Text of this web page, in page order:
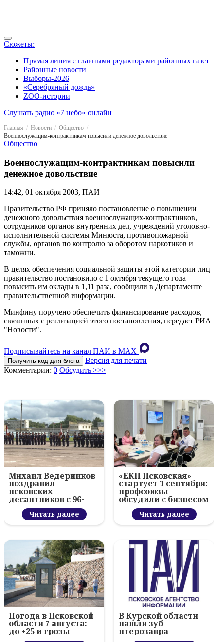
Сюжеты:
Прямая линия с главными редакторами районных газет
Районные новости
Выборы-2026
«Серебряный дождь»
ZOO-истории
Слушать радио «7 небо» онлайн
Главная Новости
Общество
Военнослужащим-контрактникам повысили денежное довольствие
Общество
Военнослужащим-контрактникам повысили
денежное довольствие
14:42, 01 октября 2003, ПАИ
Правительство РФ приняло постановление о повышении
денежного довольствия военнослужащих-контрактников,
сотрудников органов внутренних дел, учреждений уголовно-
исполнительной системы Минюста, противопожарной
службы, органов по контролю за оборотом наркотиков и
таможни.
В целях обеспечения социальной защиты этой категории лиц
правительство постановило с 1 октября текущего года
повысить им оклады в 1,11 раза, сообщили в Департаменте
правительственной информации.
Минфину поручено обеспечить финансирование расходов,
связанных с реализацией этого постановления, передает РИА
"Новости".
Подписывайтесь на канал ПАИ в MAХ
Получить код для блога
Версия для печати
Комментарии: 0 Обсудить >>>
Михаил Ведерников
поздравил
псковских
десантников с 96-
летием ВДВ и
вручил награды
Читать далее
«ЕКП Псковская»
стартует 1 сентября:
профсоюзы
обсудили с бизнесом
новый цифровой
проектЧитать далее
Погода в Псковской
области 7 августа:
до +25 и грозы
В Курской области
нашли зуб
птерозавра